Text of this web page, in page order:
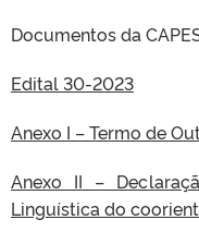
Documentos da
Edital 30-2023
Anexo I – Termo de
Anexo II –
Linguística do